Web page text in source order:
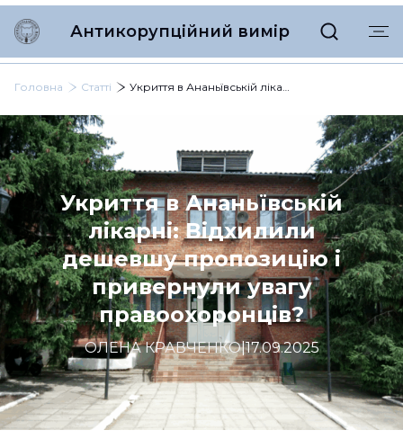
Антикорупційний вимір
Головна Статті Укриття в Ананьївській лікарні: Відхилили дешевшу пропозицію і привернули увагу правоохоронців?
Укриття в Ананьївській
лікарні: Відхилили
дешевшу пропозицію і
привернули увагу
правоохоронців?
ОЛЕНА КРАВЧЕНКО|17.09.2025